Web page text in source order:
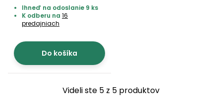
Ihneď na odoslanie 9 ks
K odberu na 16
predajniach
Do košíka
Videli ste 5 z 5 produktov